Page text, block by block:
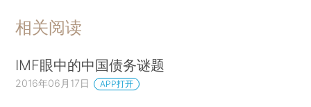
相关阅读
IMF眼中的中国债务谜题
2016年06月17日 APP打开